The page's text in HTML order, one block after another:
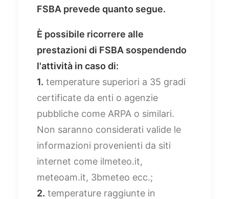
FSBA prevede quanto segue.
È possibile ricorrere alle
prestazioni di FSBA sospendendo
l'attività in caso di:
1. temperature superiori a 35 gradi
certificate da enti o agenzie
pubbliche come ARPA o similari.
Non saranno considerati valide le
informazioni provenienti da siti
internet come ilmeteo.it,
meteoam.it, 3bmeteo ecc.;
2. temperature raggiunte in